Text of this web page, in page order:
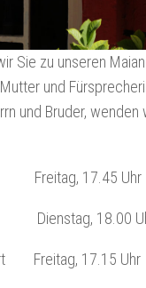
Sie zu unseren
und
und Bruder,
Freitag, 17.45 Uhr
18.00
Freitag, 17.15 Uhr